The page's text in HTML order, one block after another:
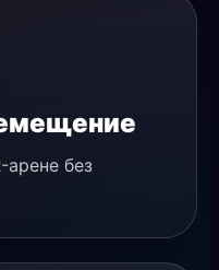
арене без